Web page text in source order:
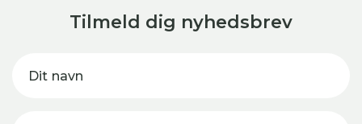
Tilmeld dig nyhedsbrev
Dit navn